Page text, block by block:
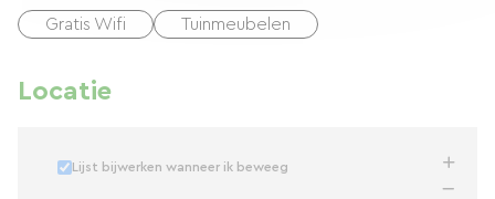
Gratis Wifi Tuinmeubelen
Locatie
Lijst bijwerken wanneer ik beweeg